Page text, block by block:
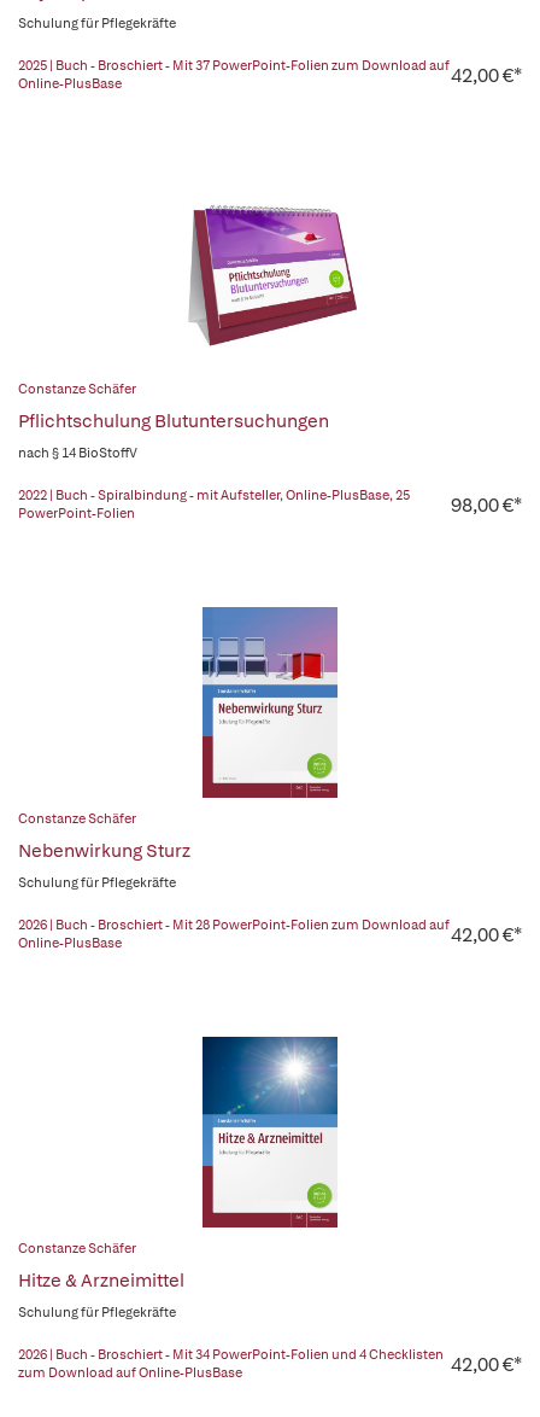
Schulung für Pflegekräfte
2025 | Buch - Broschiert - Mit 37 PowerPoint-Folien zum Download auf
Online-PlusBase
42,00 €*
Constanze Schäfer
Pflichtschulung Blutuntersuchungen
nach § 14 BioStoffV
2022 | Buch - Spiralbindung - mit Aufsteller, Online-PlusBase, 25
PowerPoint-Folien
98,00 €*
Constanze Schäfer
Nebenwirkung Sturz
Schulung für Pflegekräfte
2026 | Buch - Broschiert - Mit 28 PowerPoint-Folien zum Download auf
Online-PlusBase
42,00 €*
Constanze Schäfer
Hitze & Arzneimittel
Schulung für Pflegekräfte
2026 | Buch - Broschiert - Mit 34 PowerPoint-Folien und 4 Checklisten
zum Download auf Online-PlusBase
42,00 €*